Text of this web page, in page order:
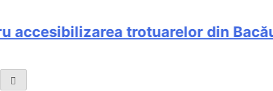
trotuarelor din Bacău